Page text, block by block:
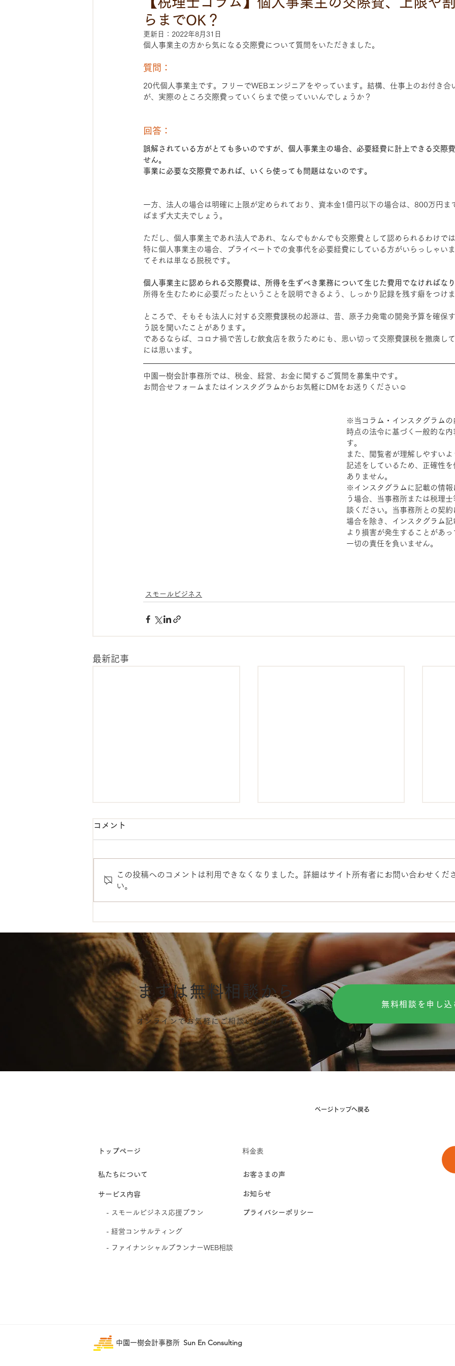
らまでOK？
更新日： 2022年8月31日
個人事業主の方から気になる交際費について質問をいただきました。
質問：
20代個人事業主です。フリーでWEBエンジニアをやっています。結構、仕事上のお付き合
が、実際のところ交際費っていくらまで使っていいんでしょうか？
回答：
誤解されている方がとても多いのですが、個人事業主の場合、必要経費に計上できる交際
せん。
事業に必要な交際費であれば、いくら使っても問題はないのです。
一方、法人の場合は明確に上限が定められており、資本金1億円以下の場合は、800万円ま
ばまず大丈夫でしょう。
ただし、個人事業主であれ法人であれ、なんでもかんでも交際費として認められるわけでは
特に個人事業主の場合、プライベートでの食事代を必要経費にしている方がいらっしゃい
てそれは単なる脱税です。
個人事業主に認められる交際費は、所得を生ずべき業務について生じた費用でなければなり
所得を生むために必要だったということを説明できるよう、しっかり記録を残す癖をつけま
ところで、そもそも法人に対する交際費課税の起源は、昔、原子力発電の開発予算を確保
う説を聞いたことがあります。
であるならば、コロナ禍で苦しむ飲食店を救うためにも、思い切って交際費課税を撤廃し
には思います。
中園一樹会計事務所では、税金、経営、お金に関するご質問を募集中です。
お問合せフォームまたはインスタグラムからお気軽にDMをお送りください☺
※当コラム・インスタグラムの
時点の法令に基づく一般的な内
す。
また、閲覧者が理解しやすい
記述をしているため、正確性
ありません。
※インスタグラムに記載の情報
う場合、当事務所または税理
談ください。当事務所との契約
場合を除き、インスタグラム
より損害が発生することがあ
一切の責任を負いません。
スモールビジネス
最新記事
申告
る!!
コメント
この投稿へのコメントは利用できなくなりました。詳細はサイト所有者にお問い合わせくだ
い。
無料相談を申し込
まずは無料相談から
​オンラインでお気軽にご相談いただけます
​ページトップへ戻る
​トップページ
​私たちについて
サービス内容
- スモールビジネス応援プラン
​料金表
​お客さまの声
​お知らせ
​プライバシーポリシー
​- 経営コンサルティング
​- ファイナンシャルプランナーWEB相談
中園一樹会計事務所 Sun En Consulting